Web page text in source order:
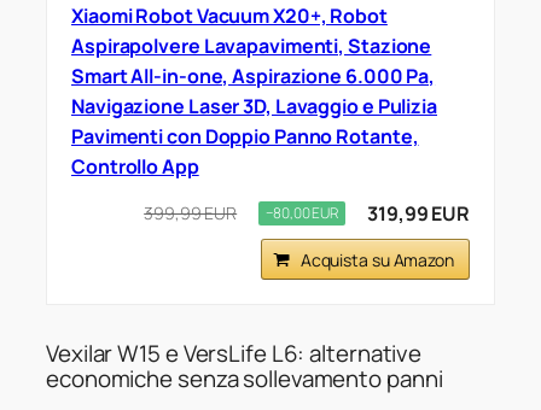
Xiaomi Robot Vacuum X20+, Robot
Aspirapolvere Lavapavimenti, Stazione
Smart All-in-one, Aspirazione 6.000 Pa,
Navigazione Laser 3D, Lavaggio e Pulizia
Pavimenti con Doppio Panno Rotante,
Controllo App
399,99 EUR −80,00 EUR 319,99 EUR
Acquista su Amazon
Vexilar W15 e VersLife L6: alternative
economiche senza sollevamento panni